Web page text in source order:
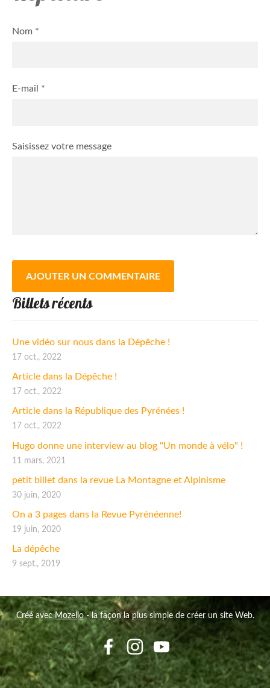
Billets récents
Une vidéo sur nous dans la Dépêche !
17 oct., 2022
Article dans la Dépêche !
17 oct., 2022
Article dans la République des Pyrénées !
17 oct., 2022
Hugo donne une interview au blog "Un monde à vélo" !
11 mars, 2021
petit billet dans la revue La Montagne et Alpinisme
30 juin, 2020
On a 3 pages dans la Revue Pyrénéenne!
19 juin, 2020
La dépêche
9 sept., 2019
Nom *
E-mail *
Saisissez votre message
Créé avecMozello- la façon la plus simple de créer un site Web.